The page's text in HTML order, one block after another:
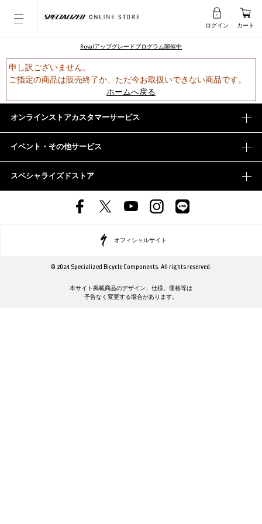
ログイン カート
Rovalアップグレードプログラム開催中
申し訳ございません。
ご指定の商品は販売終了か、ただ今お取扱いできない商品です。
ホームへ戻る
オンラインストアカスタマーサービス
イベント・その他サービス
スペシャライズドストア
オフィシャルサイト
© 2024 Specialized Bicycle Components. All rights reserved.
本サイト掲載商品のデザイン、仕様、価格等は
予告なく変更する場合があります。